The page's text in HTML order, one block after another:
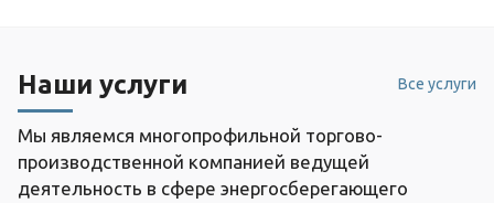
Все услуги
Наши услуги
Мы являемся многопрофильной торгово-
производственной компанией ведущей
деятельность в сфере энергосберегающего